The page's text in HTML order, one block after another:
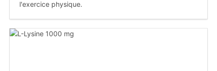
l'exercice physique.